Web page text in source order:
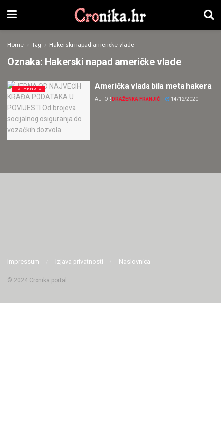
Home Tag Hakerski napad američke vlade
Oznaka: Hakerski napad američke vlade
ISTAKNUTO Američka vlada bila meta hakera
AUTOR DRAŽENKA FRANJIĆ 14/12/2020
Impressum Izjava privatnosti Naslovnica
© 2024 Cronika portal